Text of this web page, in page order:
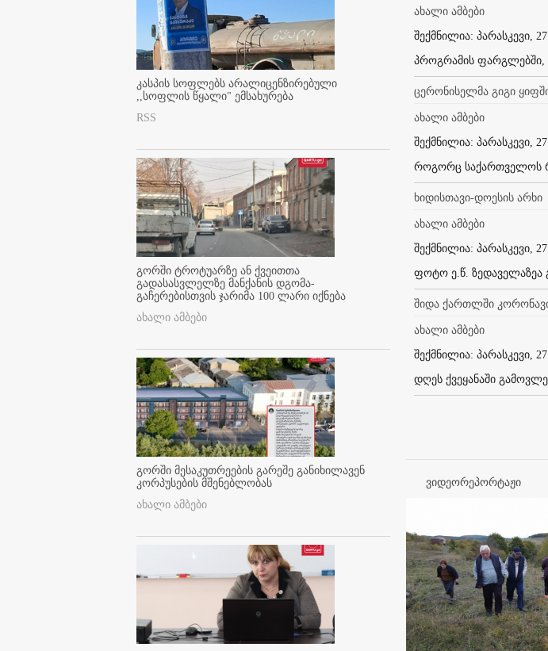
კასპის სოფლებს არალიცენზირებული
,,სოფლის წყალი" ემსახურება
RSS
გორში ტროტუარზე ან ქვეითთა
გადასასვლელზე მანქანის დგომა-
გაჩერებისთვის ჯარიმა 100 ლარი იქნება
ახალი ამბები
გორში მესაკუთრეების გარეშე განიხილავენ
კორპუსების მშენებლობას
ახალი ამბები
ახალი ამბები
შექმნილია: პარასკევი,
პროგრამის ფარგლებში,
ცერონისელმა გიგი
ახალი ამბები
შექმნილია: პარასკევი,
როგორც საქართველოს
ხიდისთავი-დოესის არხი
ახალი ამბები
შექმნილია: პარასკევი,
ფოტო ე.წ. ზედაველაზეა
შიდა ქართლში
ახალი ამბები
შექმნილია: პარასკევი,
დღეს ქვეყანაში
ვიდეორეპორტაჟი